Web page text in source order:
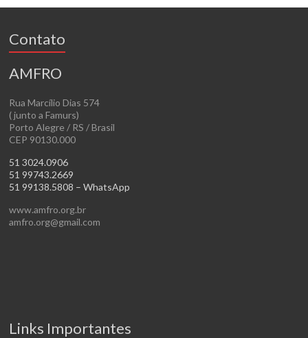
Contato
AMFRO
Rua Marcílio Dias 574
( junto a Famurs)
Porto Alegre / RS / Brasil
CEP 90130.000
51 3024.0906
51 99743.2669
51 99138.5808 – WhatsApp
www.amfro.org.br
amfro.org@gmail.com
Links Importantes